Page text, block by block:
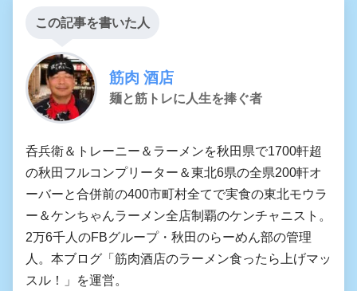
この記事を書いた人
筋肉 酒店
麺と筋トレに人生を捧ぐ者
呑兵衛＆トレーニー＆ラーメンを秋田県で1700軒超
の秋田フルコンプリーター＆東北6県の全県200軒オ
ーバーと合併前の400市町村全てで実食の東北モウラ
ー＆ケンちゃんラーメン全店制覇のケンチャニスト。
2万6千人のFBグループ・秋田のらーめん部の管理
人。本ブログ「筋肉酒店のラーメン食ったら上げマッ
スル！」を運営。